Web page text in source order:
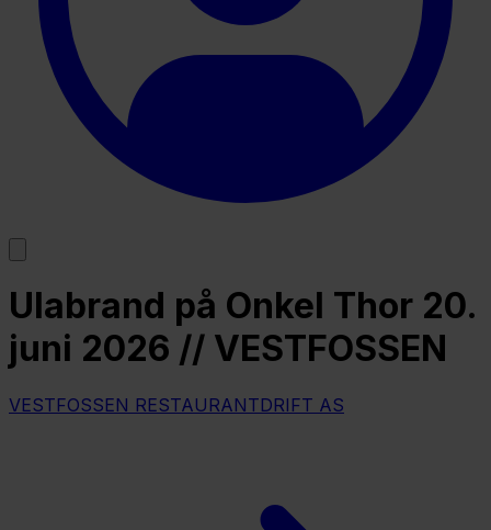
Ulabrand på Onkel Thor 20.
juni 2026 // VESTFOSSEN
VESTFOSSEN RESTAURANTDRIFT AS